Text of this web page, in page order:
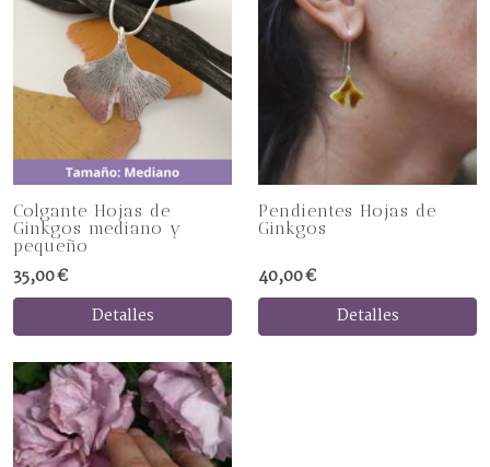
Colgante Hojas de
Ginkgos mediano y
pequeño
35,00 €
Detalles
Pendientes Hojas de
Ginkgos
40,00 €
Detalles